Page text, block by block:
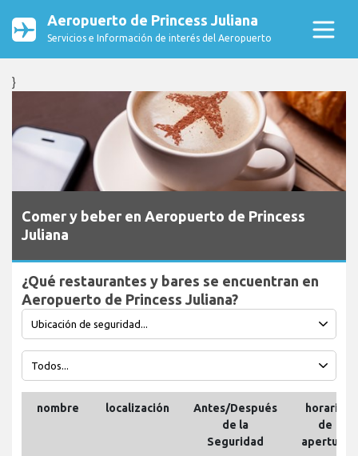
Aeropuerto de Princess Juliana
Servicios e Información de interés del Aeropuerto
}
Comer y beber en Aeropuerto de Princess
Juliana
¿Qué restaurantes y bares se encuentran en
Aeropuerto de Princess Juliana?
nombre localización
Antes/Después
de la
Seguridad
horario
de
apertura